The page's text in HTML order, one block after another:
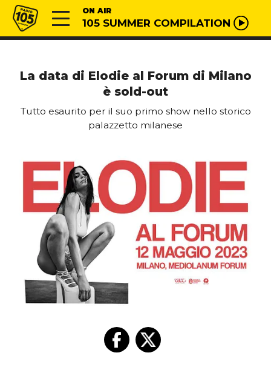
Vai al contenuto
Radio 105 ON AIR
105 SUMMER COMPILATION
La data di Elodie al Forum di Milano
è sold-out
Tutto esaurito per il suo primo show nello storico
palazzetto milanese